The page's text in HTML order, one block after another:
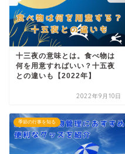
十三夜の意味とは。食べ物は
何を用意すればいい？十五夜
との違いも【2022年】
2022年9月10日
季節の行事を知る